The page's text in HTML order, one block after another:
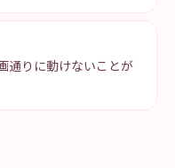
通りに動けないことが